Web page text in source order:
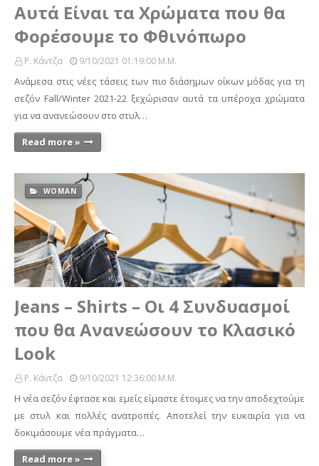
Αυτά Είναι τα Χρώματα που θα
Φορέσουμε το Φθινόπωρο
Ρ. Κάντζα 9/10/2021 01:19:00 Μ.μ.
Aνάμεσα στις νέες τάσεις των πιο διάσημων οίκων μόδας για τη
σεζόν Fall/Winter 2021-22 ξεχώρισαν αυτά τα υπέροχα χρώματα
για να ανανεώσουν στο στυλ…
Read more »
WOMAN
Jeans – Shirts – Οι 4 Συνδυασμοί
που θα Ανανεώσουν το Κλασικό
Look
Ρ. Κάντζα 9/10/2021 12:36:00 Μ.μ.
Η νέα σεζόν έφτασε και εμείς είμαστε έτοιμες να την αποδεχτούμε
με στυλ και πολλές ανατροπές. Αποτελεί την ευκαιρία για να
δοκιμάσουμε νέα πράγματα…
Read more »